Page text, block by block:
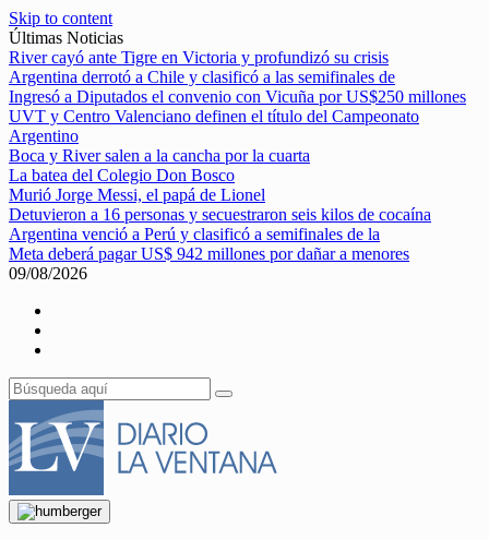
Skip to content
Últimas Noticias
River cayó ante Tigre en Victoria y profundizó su crisis
Argentina derrotó a Chile y clasificó a las semifinales de
Ingresó a Diputados el convenio con Vicuña por US$250 millones
UVT y Centro Valenciano definen el título del Campeonato
Argentino
Boca y River salen a la cancha por la cuarta
La batea del Colegio Don Bosco
Murió Jorge Messi, el papá de Lionel
Detuvieron a 16 personas y secuestraron seis kilos de cocaína
Argentina venció a Perú y clasificó a semifinales de la
Meta deberá pagar US$ 942 millones por dañar a menores
09/08/2026